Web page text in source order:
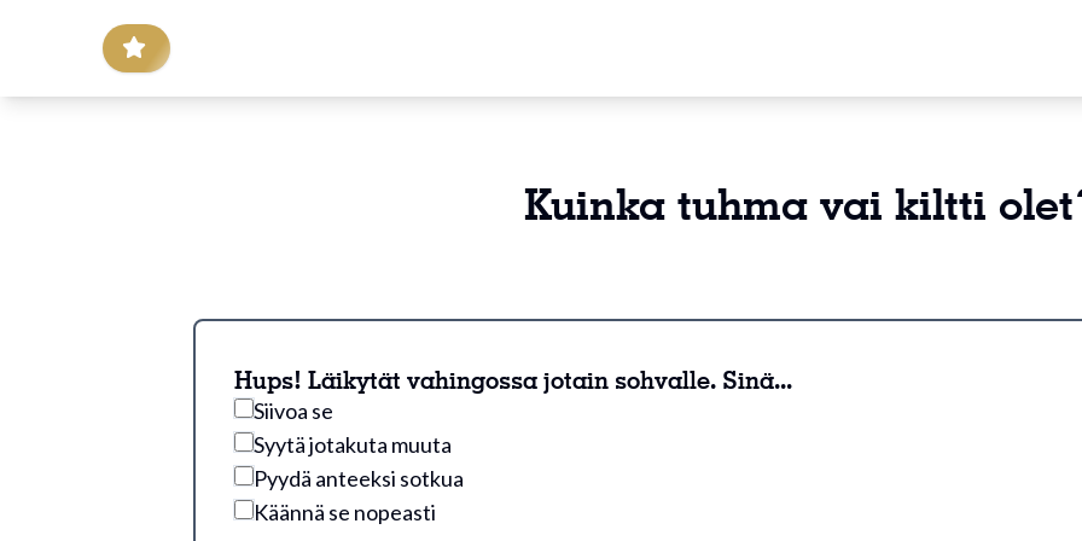
Kuinka tuhma vai kiltti
Hups! Läikytät vahingossa jotain sohvalle. Sinä...
Siivoa se
Syytä jotakuta muuta
Pyydä anteeksi sotkua
Käännä se nopeasti